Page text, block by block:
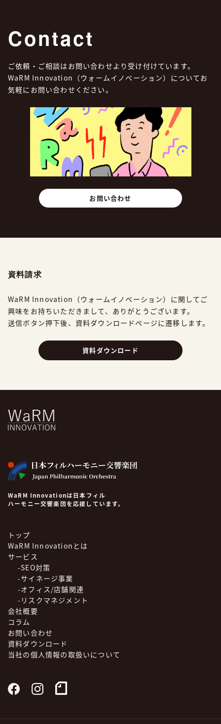
Contact
ご依頼・ご相談はお問い合わせより受け付けています。
WaRM Innovation（ウォームイノベーション）についてお
気軽にお問い合わせください。
お問い合わせ
資料請求
WaRM Innovation（ウォームイノベーション）に関してご
興味をお持ちいただきまして、 ありがとうございます。
送信ボタン押下後、資料ダウンロードページに遷移します。
資料ダウンロード
WaRM Innovationは日本フィル
ハーモニー交響楽団を応援しています。
トップ
WaRM Innovationとは
サービス
-SEO対策
-サイネージ事業
-オフィス/店舗関連
-リスクマネジメント
会社概要
コラム
お問い合わせ
資料ダウンロード
当社の個人情報の取扱いについて